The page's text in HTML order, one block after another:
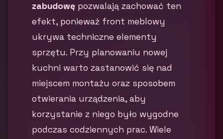
zabudowę pozwalają zachować ten
efekt, ponieważ front meblowy
ukrywa techniczne elementy
sprzętu. Przy planowaniu nowej
kuchni warto zastanowić się nad
miejscem montażu oraz sposobem
otwierania urządzenia, aby
korzystanie z niego było wygodne
podczas codziennych prac. Wiele